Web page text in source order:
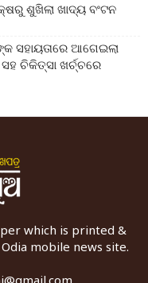
ଶୁଖିଲା ଖାଦ୍ୟ ବଂଟନ
ସହାୟତାରେ ଆଗେଇଲା
ସହ ଚିକିତ୍ସା ଖର୍ଚ୍ଚରେ
which is printed &
mobile news site.